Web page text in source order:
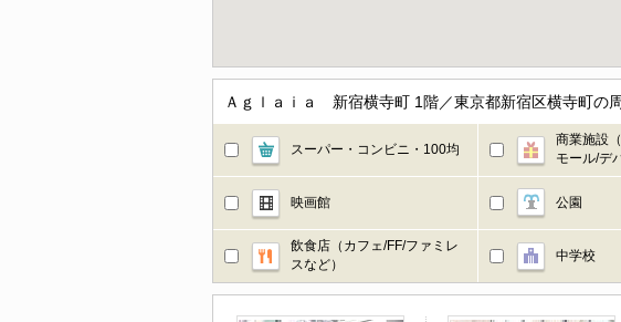
Ａｇｌａｉａ 新宿横寺町 1階／東京都新宿区横寺町の
スーパー・コンビニ・100均
商業施設
モール/デ
映画館 公園
飲食店（カフェ/FF/ファミレ
スなど）
中学校